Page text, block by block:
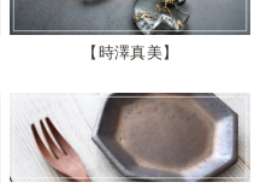
時澤真美